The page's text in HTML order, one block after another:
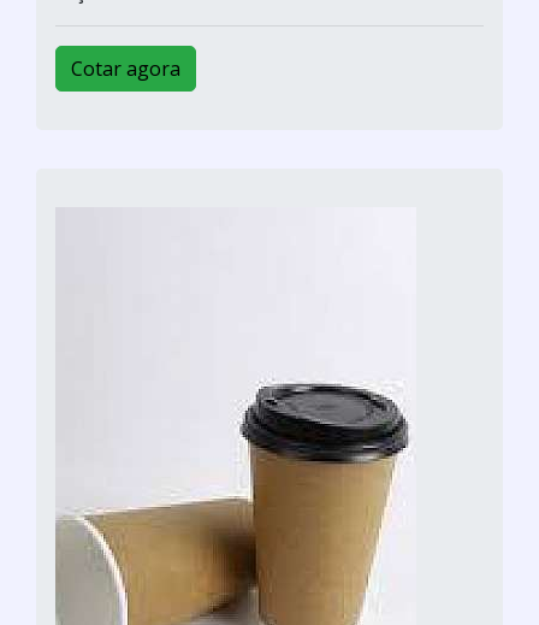
Cotar agora